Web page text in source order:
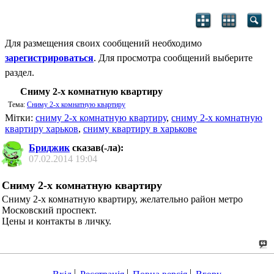
Для размещения своих сообщений необходимо
зарегистрироваться. Для просмотра сообщений выберите
раздел.
Сниму 2-х комнатную квартиру
Тема: Сниму 2-х комнатную квартиру
Мітки: сниму 2-х комнатную квартиру, сниму 2-х комнатную
квартиру харьков, сниму квартиру в харькове
Бриджик сказав(-ла):
07.02.2014 19:04
Сниму 2-х комнатную квартиру
Сниму 2-х комнатную квартиру, желательно район метро
Московский проспект.
Цены и контакты в личку.